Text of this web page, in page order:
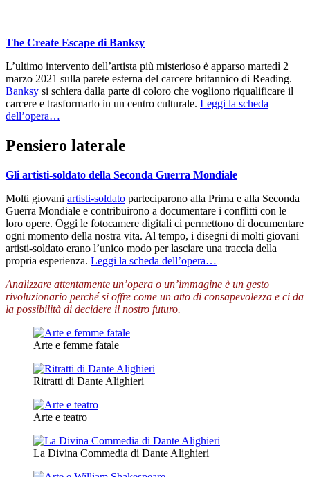
The Create Escape di Banksy
L’ultimo intervento dell’artista più misterioso è apparso martedì 2
marzo 2021 sulla parete esterna del carcere britannico di Reading.
Banksy si schiera dalla parte di coloro che vogliono riqualificare il
carcere e trasformarlo in un centro culturale. Leggi la scheda
dell’opera…
Pensiero laterale
Gli artisti-soldato della Seconda Guerra Mondiale
Molti giovani artisti-soldato parteciparono alla Prima e alla Seconda
Guerra Mondiale e contribuirono a documentare i conflitti con le
loro opere. Oggi le fotocamere digitali ci permettono di documentare
ogni momento della nostra vita. Al tempo, i disegni di molti giovani
artisti-soldato erano l’unico modo per lasciare una traccia della
propria esperienza. Leggi la scheda dell’opera…
Analizzare attentamente un’opera o un’immagine è un gesto
rivoluzionario perché si offre come un atto di consapevolezza e ci da
la possibilità di decidere il nostro futuro.
Arte e femme fatale
Ritratti di Dante Alighieri
Arte e teatro
La Divina Commedia di Dante Alighieri